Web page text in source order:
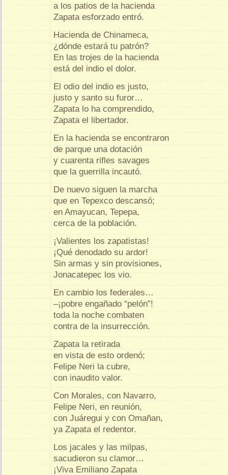
a los patios de la hacienda
Zapata esforzado entró.
Hacienda de Chinameca,
¿dónde estará tu patrón?
En las trojes de la hacienda
está del indio el dolor.
El odio del indio es justo,
justo y santo su furor…
Zapata lo ha comprendido,
Zapata el libertador.
En la hacienda se encontraron
de parque una dotación
y cuarenta rifles savages
que la guerrilla incautó.
De nuevo siguen la marcha
que en Tepexco descansó;
en Amayucan, Tepepa,
cerca de la población.
¡Valientes los zapatistas!
¡Qué denodado su ardor!
Sin armas y sin provisiones,
Jonacatepec los vio.
En cambio los federales…
–¡pobre engañado “pelón”!
toda la noche combaten
contra de la insurrección.
Zapata la retirada
en vista de esto ordenó;
Felipe Neri la cubre,
con inaudito valor.
Con Morales, con Navarro,
Felipe Neri, en reunión,
con Juáregui y con Omañan,
ya Zapata el redentor.
Los jacales y las milpas,
sacudieron su clamor…
¡Viva Emiliano Zapata